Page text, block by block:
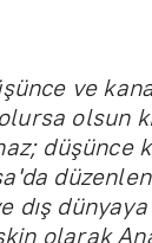
ve
olsun
düşünce
dünyaya
olarak